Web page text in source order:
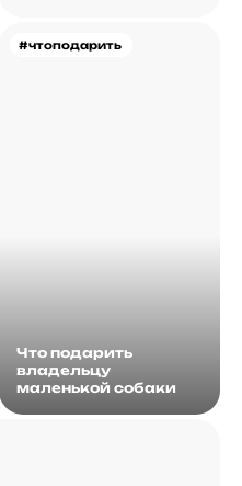
#чтоподарить
Что подарить
владельцу
маленькой собаки